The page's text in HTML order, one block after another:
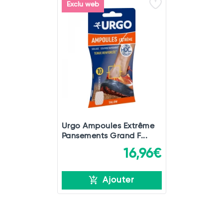
Exclu web
Urgo Ampoules Extrême
Pansements Grand F...
16,96€
Ajouter